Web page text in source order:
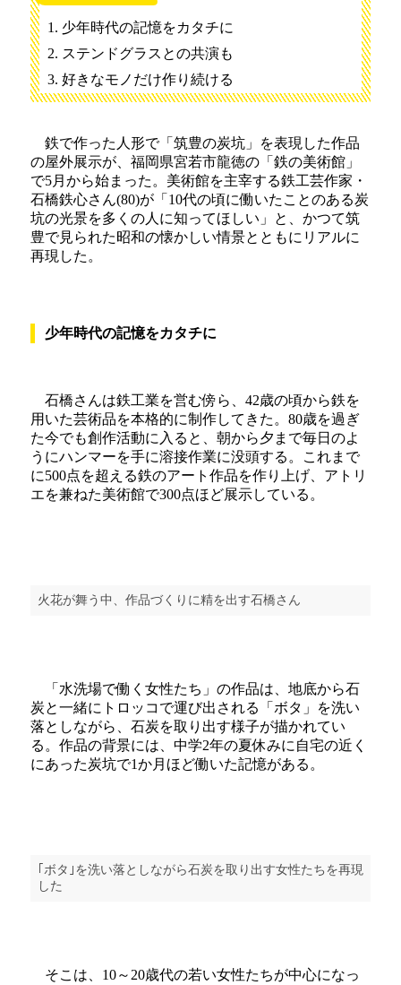
少年時代の記憶をカタチに
ステンドグラスとの共演も
好きなモノだけ作り続ける
鉄で作った人形で「筑豊の炭坑」を表現した作品
の屋外展示が、福岡県宮若市龍徳の「鉄の美術館」
で5月から始まった。美術館を主宰する鉄工芸作家・
石橋鉄心さん(80)が「10代の頃に働いたことのある炭
坑の光景を多くの人に知ってほしい」と、かつて筑
豊で見られた昭和の懐かしい情景とともにリアルに
再現した。
少年時代の記憶をカタチに
石橋さんは鉄工業を営む傍ら、42歳の頃から鉄を
用いた芸術品を本格的に制作してきた。80歳を過ぎ
た今でも創作活動に入ると、朝から夕まで毎日のよ
うにハンマーを手に溶接作業に没頭する。これまで
に500点を超える鉄のアート作品を作り上げ、アトリ
エを兼ねた美術館で300点ほど展示している。
火花が舞う中、作品づくりに精を出す石橋さん
「水洗場で働く女性たち」の作品は、地底から石
炭と一緒にトロッコで運び出される「ボタ」を洗い
落としながら、石炭を取り出す様子が描かれてい
る。作品の背景には、中学2年の夏休みに自宅の近く
にあった炭坑で1か月ほど働いた記憶がある。
｢ボタ｣を洗い落としながら石炭を取り出す女性たちを再現
した
そこは、10～20歳代の若い女性たちが中心になっ